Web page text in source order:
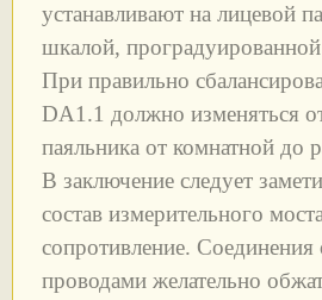
устанавливают на лицевой
шкалой,
При правильно
DA1.1 должно изменяться
паяльника от комнатной до
В заключение следует
состав измерительного
сопротивление. Соединения
проводами желательно